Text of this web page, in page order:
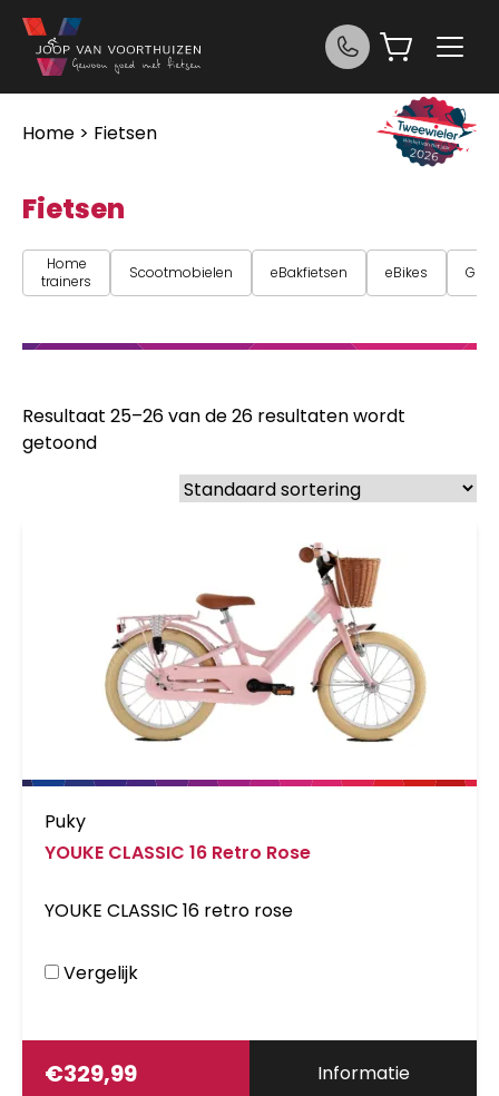
Ga naar de inhoud
Home > Fietsen
Fietsen
Home
trainers
Scootmobielen eBakfietsen eBikes
Resultaat 25–26 van de 26 resultaten wordt
getoond
Puky
YOUKE CLASSIC 16 Retro Rose
YOUKE CLASSIC 16 retro rose
Vergelijk
€329,99 Informatie